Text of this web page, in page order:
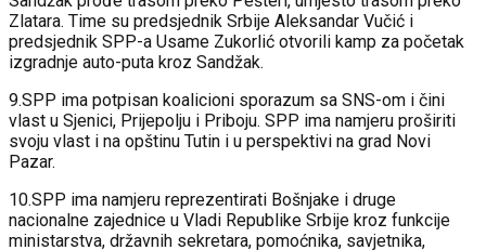
Zlatara. Time su predsjednik Srbije Aleksandar Vučić i
predsjednik SPP-a Usame Zukorlić otvorili kamp za početak
izgradnje auto-puta kroz Sandžak.
9.SPP ima potpisan koalicioni sporazum sa SNS-om i čini
vlast u Sjenici, Prijepolju i Priboju. SPP ima namjeru proširiti
svoju vlast i na opštinu Tutin i u perspektivi na grad Novi
Pazar.
10.SPP ima namjeru reprezentirati Bošnjake i druge
nacionalne zajednice u Vladi Republike Srbije kroz funkcije
ministarstva, državnih sekretara, pomoćnika, savjetnika,